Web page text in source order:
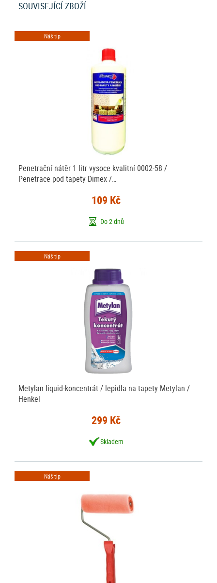
SOUVISEJÍCÍ ZBOŽÍ
Náš tip
Penetrační nátěr 1 litr vysoce kvalitní 0002-58 /
Penetrace pod tapety Dimex /…
109 Kč
Do 2 dnů
Náš tip
Metylan liquid-koncentrát / lepidla na tapety Metylan /
Henkel
299 Kč
Skladem
Náš tip